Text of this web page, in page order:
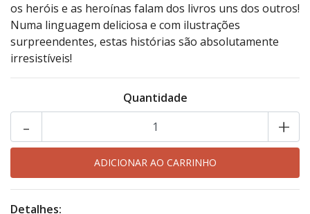
os heróis e as heroínas falam dos livros uns dos outros!
Numa linguagem deliciosa e com ilustrações
surpreendentes, estas histórias são absolutamente
irresistíveis!
Quantidade
+
-
Detalhes: